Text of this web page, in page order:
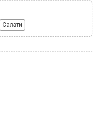
Салати